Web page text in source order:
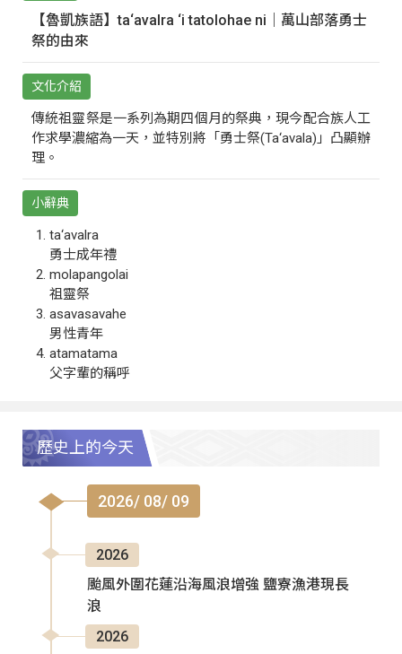
【魯凱族語】ta‘avalra ‘i tatolohae ni｜萬山部落勇士
祭的由來
文化介紹
傳統祖靈祭是一系列為期四個月的祭典，現今配合族人工
作求學濃縮為一天，並特別將「勇士祭(Ta‘avala)」凸顯辦
理。
小辭典
ta‘avalra
勇士成年禮
molapangolai
祖靈祭
asavasavahe
男性青年
atamatama
父字輩的稱呼
歷史上的今天
2026/ 08/ 09
2026
颱風外圍花蓮沿海風浪增強 鹽寮漁港現長
浪
2026